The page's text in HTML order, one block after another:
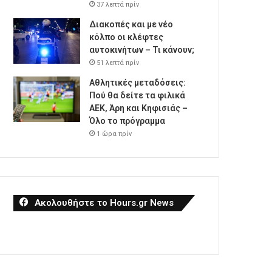
37 λεπτά πρίν
Διακοπές και με νέο
κόλπο οι κλέφτες
αυτοκινήτων – Τι κάνουν;
51 λεπτά πρίν
Αθλητικές μεταδόσεις:
Πού θα δείτε τα φιλικά
ΑΕΚ, Άρη και Κηφισιάς –
Όλο το πρόγραμμα
1 ώρα πρίν
Ακολουθήστε το Hours.gr News